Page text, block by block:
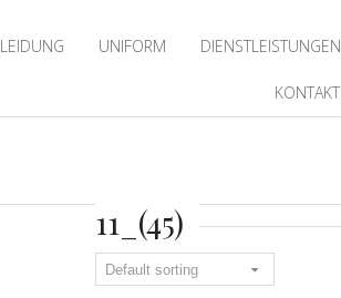
UNIFORM DIENSTLEISTUNGEN
KONTAKT
11_(45)